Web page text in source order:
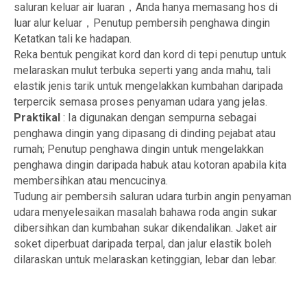
saluran keluar air luaran，Anda hanya memasang hos di
luar alur keluar，Penutup pembersih penghawa dingin
Ketatkan tali ke hadapan.
Reka bentuk pengikat kord dan kord di tepi penutup untuk
melaraskan mulut terbuka seperti yang anda mahu, tali
elastik jenis tarik untuk mengelakkan kumbahan daripada
terpercik semasa proses penyaman udara yang jelas.
Praktikal : Ia digunakan dengan sempurna sebagai
penghawa dingin yang dipasang di dinding pejabat atau
rumah; Penutup penghawa dingin untuk mengelakkan
penghawa dingin daripada habuk atau kotoran apabila kita
membersihkan atau mencucinya.
Tudung air pembersih saluran udara turbin angin penyaman
udara menyelesaikan masalah bahawa roda angin sukar
dibersihkan dan kumbahan sukar dikendalikan. Jaket air
soket diperbuat daripada terpal, dan jalur elastik boleh
dilaraskan untuk melaraskan ketinggian, lebar dan lebar.